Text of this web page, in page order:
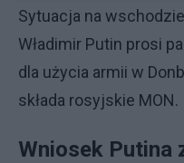
Sytuacja na
Władimir Putin prosi
dla użycia armii w
składa rosyjskie MON.
Wniosek Putina